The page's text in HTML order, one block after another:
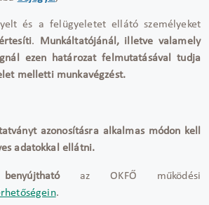
és a felügyeletet ellátó személyeket
.
Munkáltatójánál, illetve valamely
ezen határozat felmutatásával tudja
melletti munkavégzést.
azonosításra alkalmas módon kell
adatokkal ellátni.
az OKFŐ működési
.